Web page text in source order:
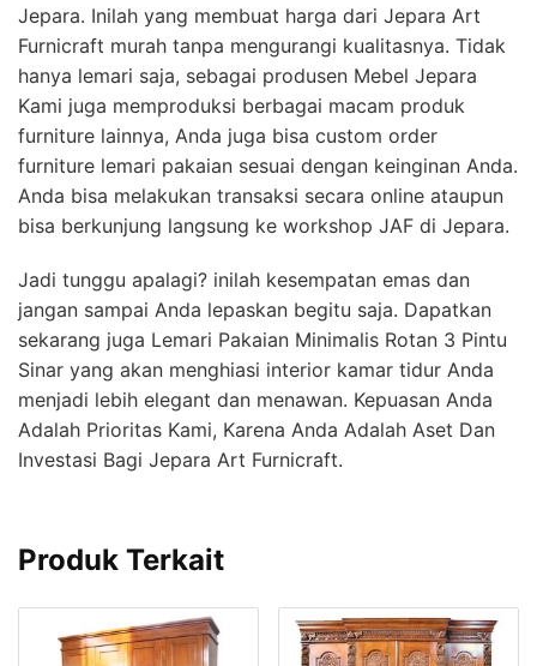
Jepara. Inilah yang membuat harga dari Jepara Art
Furnicraft murah tanpa mengurangi kualitasnya. Tidak
hanya lemari saja, sebagai produsen Mebel Jepara
Kami juga memproduksi berbagai macam produk
furniture lainnya, Anda juga bisa custom order
furniture lemari pakaian sesuai dengan keinginan Anda.
Anda bisa melakukan transaksi secara online ataupun
bisa berkunjung langsung ke workshop JAF di Jepara.
Jadi tunggu apalagi? inilah kesempatan emas dan
jangan sampai Anda lepaskan begitu saja. Dapatkan
sekarang juga Lemari Pakaian Minimalis Rotan 3 Pintu
Sinar yang akan menghiasi interior kamar tidur Anda
menjadi lebih elegant dan menawan. Kepuasan Anda
Adalah Prioritas Kami, Karena Anda Adalah Aset Dan
Investasi Bagi Jepara Art Furnicraft.
Produk Terkait